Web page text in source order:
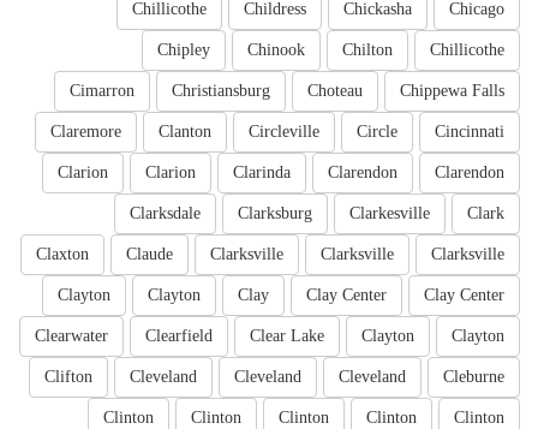
Chicago
Chickasha
Childress
Chillicothe
Chillicothe
Chilton
Chinook
Chipley
Chippewa Falls
Choteau
Christiansburg
Cimarron
Cincinnati
Circle
Circleville
Clanton
Claremore
Clarendon
Clarendon
Clarinda
Clarion
Clarion
Clark
Clarkesville
Clarksburg
Clarksdale
Clarksville
Clarksville
Clarksville
Claude
Claxton
Clay Center
Clay Center
Clay
Clayton
Clayton
Clayton
Clayton
Clear Lake
Clearfield
Clearwater
Cleburne
Cleveland
Cleveland
Cleveland
Clifton
Clinton
Clinton
Clinton
Clinton
Clinton